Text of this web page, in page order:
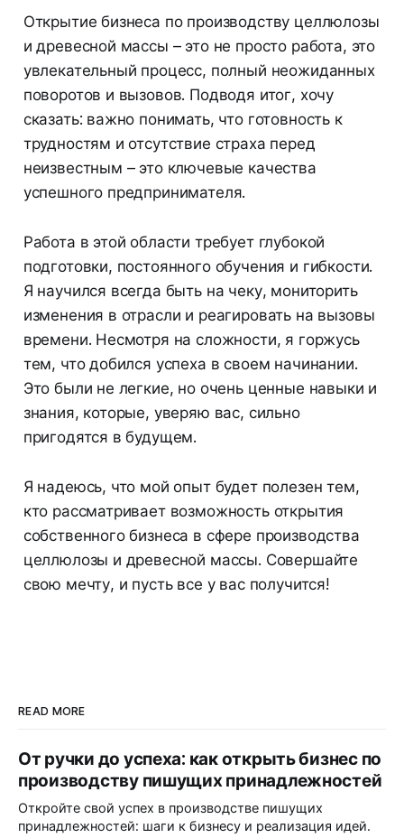
Открытие бизнеса по производству целлюлозы
и древесной массы – это не просто работа, это
увлекательный процесс, полный неожиданных
поворотов и вызовов. Подводя итог, хочу
сказать: важно понимать, что готовность к
трудностям и отсутствие страха перед
неизвестным – это ключевые качества
успешного предпринимателя.
Работа в этой области требует глубокой
подготовки, постоянного обучения и гибкости.
Я научился всегда быть на чеку, мониторить
изменения в отрасли и реагировать на вызовы
времени. Несмотря на сложности, я горжусь
тем, что добился успеха в своем начинании.
Это были не легкие, но очень ценные навыки и
знания, которые, уверяю вас, сильно
пригодятся в будущем.
Я надеюсь, что мой опыт будет полезен тем,
кто рассматривает возможность открытия
собственного бизнеса в сфере производства
целлюлозы и древесной массы. Совершайте
свою мечту, и пусть все у вас получится!
READ MORE
От ручки до успеха: как открыть бизнес по
производству пишущих принадлежностей
Откройте свой успех в производстве пишущих
принадлежностей: шаги к бизнесу и реализация идей.